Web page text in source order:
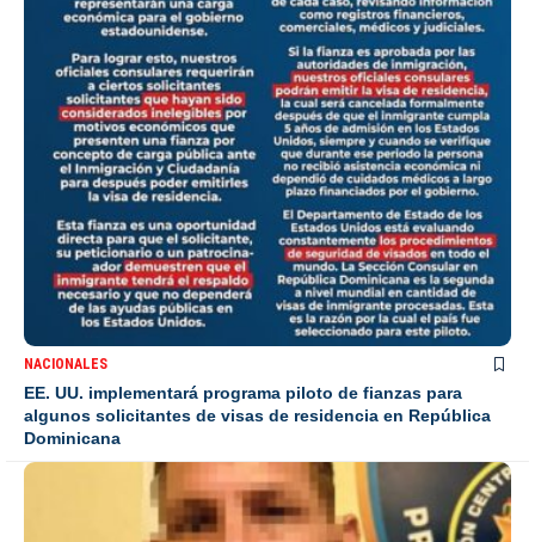
NACIONALES
EE. UU. implementará programa piloto de fianzas para
algunos solicitantes de visas de residencia en República
Dominicana